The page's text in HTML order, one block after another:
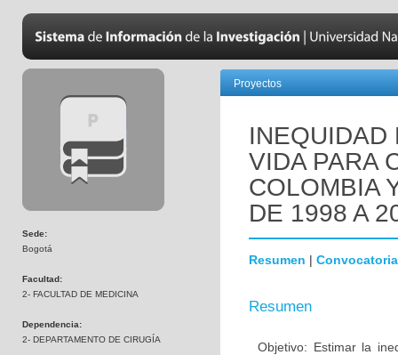
Sede:
Bogotá
Facultad:
2- FACULTAD DE MEDICINA
Dependencia:
2- DEPARTAMENTO DE CIRUGÍA
Proyectos
INEQUIDAD
VIDA PARA
COLOMBIA
DE 1998 A
Resumen | Convocatoria
Resumen
Objetivo: Estimar la